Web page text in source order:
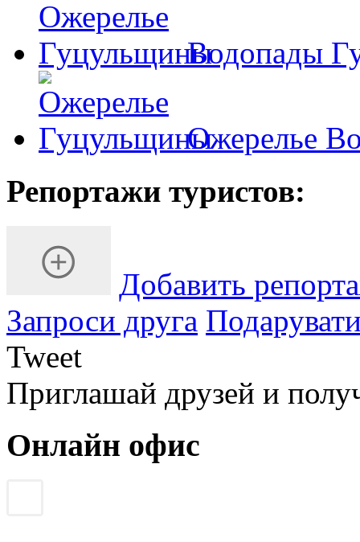
Водопады
Ожерелье
Репортажи туристов:
Добавить
Запроси друга
Tweet
Приглашай друзей и
Онлайн офис